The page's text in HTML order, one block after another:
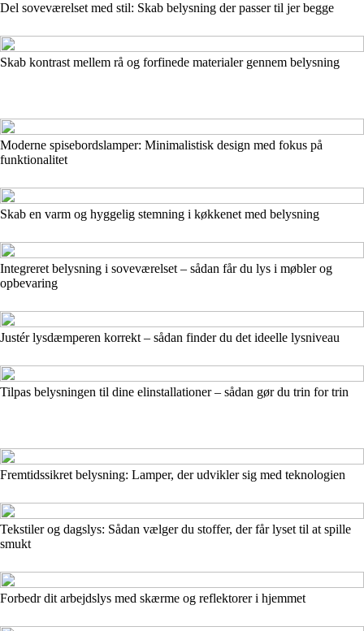
Del soveværelset med stil: Skab belysning der passer til jer begge
Skab kontrast mellem rå og forfinede materialer gennem belysning
Moderne spisebordslamper: Minimalistisk design med fokus på
funktionalitet
Skab en varm og hyggelig stemning i køkkenet med belysning
Integreret belysning i soveværelset – sådan får du lys i møbler og
opbevaring
Justér lysdæmperen korrekt – sådan finder du det ideelle lysniveau
Tilpas belysningen til dine elinstallationer – sådan gør du trin for trin
Fremtidssikret belysning: Lamper, der udvikler sig med teknologien
Tekstiler og dagslys: Sådan vælger du stoffer, der får lyset til at spille
smukt
Forbedr dit arbejdslys med skærme og reflektorer i hjemmet